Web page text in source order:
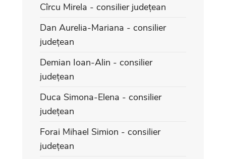
Cîrcu Mirela - consilier județean
Dan Aurelia-Mariana - consilier
județean
Demian Ioan-Alin - consilier
județean
Duca Simona-Elena - consilier
județean
Forai Mihael Simion - consilier
județean